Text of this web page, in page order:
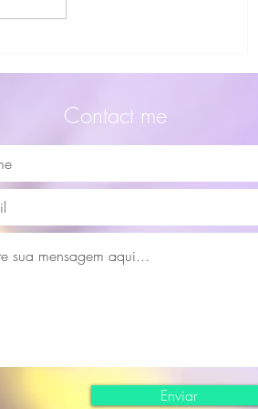
Contact me
Enviar